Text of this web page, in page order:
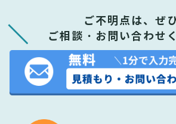
ご不明点は、ぜ
ご相談・お問い合わせ